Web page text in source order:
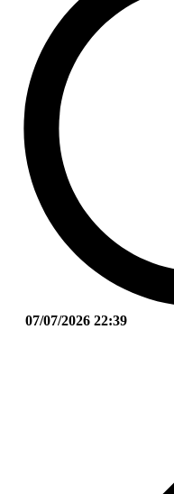
07/07/2026 22:39